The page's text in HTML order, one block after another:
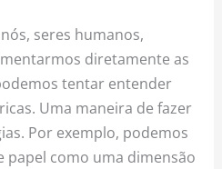
seres humanos,
diretamente as
tentar entender
Uma maneira de fazer
Por exemplo, podemos
papel como uma dimensão